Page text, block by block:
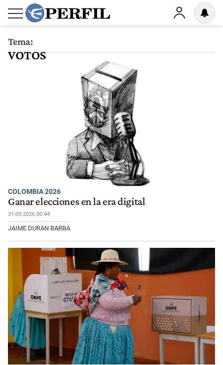
Tema:
VOTOS
COLOMBIA 2026
Ganar elecciones en la era digital
31-05-2026 00:44
JAIME DURAN BARBA